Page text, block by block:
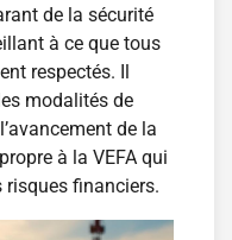
de la sécurité
à ce que tous
respectés. Il
modalités de
de la
à la VEFA qui
risques financiers.